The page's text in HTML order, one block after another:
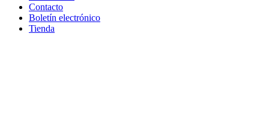
Contacto
Boletín electrónico
Tienda